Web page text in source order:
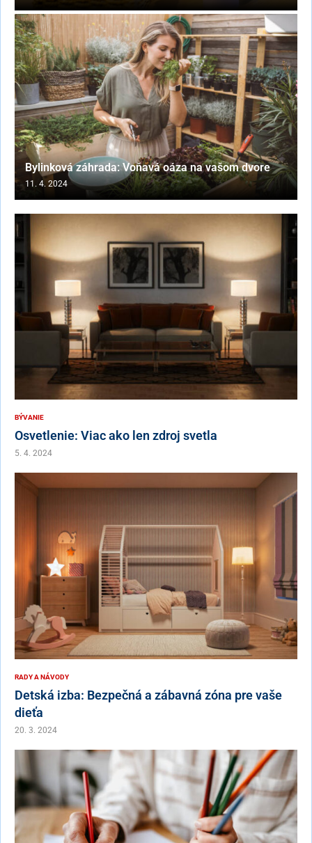
Bylinková záhrada: Voňavá oáza na vašom dvore
11. 4. 2024
BÝVANIE
Osvetlenie: Viac ako len zdroj svetla
5. 4. 2024
RADY A NÁVODY
Detská izba: Bezpečná a zábavná zóna pre vaše
dieťa
20. 3. 2024